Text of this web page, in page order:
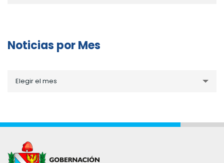
Noticias por Mes
porElegir el mes